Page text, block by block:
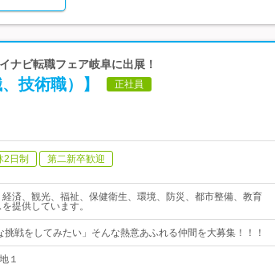
ナビ転職フェア岐阜に出展！
技術職）】 正社員
2日制 第二新卒歓迎
済、観光、福祉、保健衛生、環境、防災、都市整備、教育
提供しています。
挑戦をしてみたい」そんな熱意あふれる仲間を大募集！！！
１